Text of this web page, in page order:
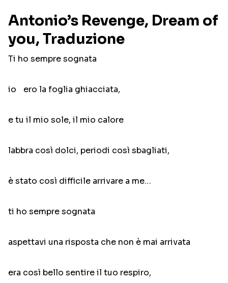
Antonio’s Revenge, Dream of
you, Traduzione
Ti ho sempre sognata
io ero la foglia ghiacciata,
e tu il mio sole, il mio calore
labbra così dolci, periodi così sbagliati,
è stato così difficile arrivare a me…
ti ho sempre sognata
aspettavi una risposta che non è mai arrivata
era così bello sentire il tuo respiro,